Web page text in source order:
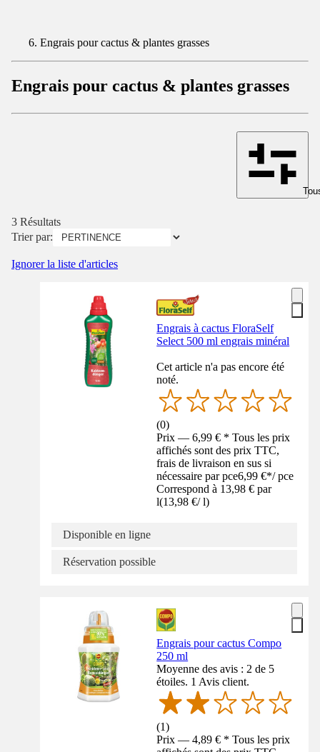
Engrais pour cactus & plantes grasses
Engrais pour cactus & plantes grasses
3 Résultats
Trier par:
Ignorer la liste d'articles
Engrais à cactus FloraSelf
Select 500 ml engrais minéral
Cet article n'a pas encore été
noté.
(0)
Prix — 6,99 € * Tous les prix
affichés sont des prix TTC,
frais de livraison en sus si
nécessaire par pce6,99 €*/ pce
Correspond à 13,98 € par
l(13,98 €/ l)
Disponible en ligne
Réservation possible
Engrais pour cactus Compo
250 ml
Moyenne des avis : 2 de 5
étoiles. 1 Avis client.
(1)
Prix — 4,89 € * Tous les prix